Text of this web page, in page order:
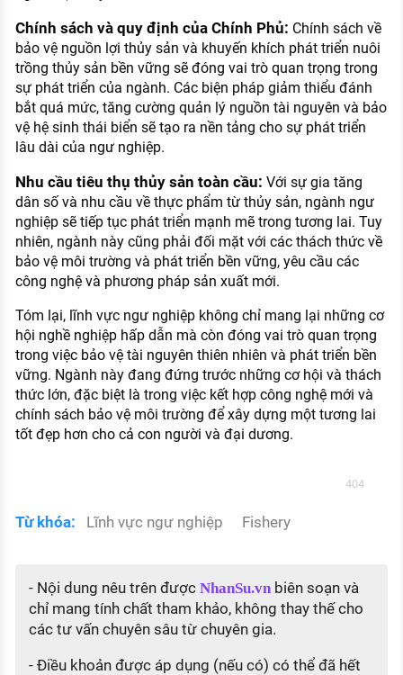
Chính sách và quy định của Chính Phủ: Chính sách về
bảo vệ nguồn lợi thủy sản và khuyến khích phát triển nuôi
trồng thủy sản bền vững sẽ đóng vai trò quan trọng trong
sự phát triển của ngành. Các biện pháp giảm thiểu đánh
bắt quá mức, tăng cường quản lý nguồn tài nguyên và bảo
vệ hệ sinh thái biển sẽ tạo ra nền tảng cho sự phát triển
lâu dài của ngư nghiệp.
Nhu cầu tiêu thụ thủy sản toàn cầu: Với sự gia tăng
dân số và nhu cầu về thực phẩm từ thủy sản, ngành ngư
nghiệp sẽ tiếp tục phát triển mạnh mẽ trong tương lai. Tuy
nhiên, ngành này cũng phải đối mặt với các thách thức về
bảo vệ môi trường và phát triển bền vững, yêu cầu các
công nghệ và phương pháp sản xuất mới.
Tóm lại, lĩnh vực ngư nghiệp không chỉ mang lại những cơ
hội nghề nghiệp hấp dẫn mà còn đóng vai trò quan trọng
trong việc bảo vệ tài nguyên thiên nhiên và phát triển bền
vững. Ngành này đang đứng trước những cơ hội và thách
thức lớn, đặc biệt là trong việc kết hợp công nghệ mới và
chính sách bảo vệ môi trường để xây dựng một tương lai
tốt đẹp hơn cho cả con người và đại dương.
404
Từ khóa: Lĩnh vực ngư nghiệp Fishery
- Nội dung nêu trên được NhanSu.vnbiên soạn và
chỉ mang tính chất tham khảo, không thay thế cho
các tư vấn chuyên sâu từ chuyên gia.
- Điều khoản được áp dụng (nếu có) có thể đã hết